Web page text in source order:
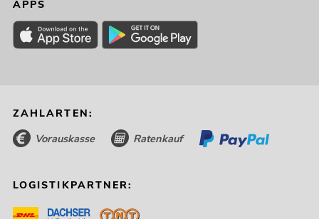
APPS
ZAHLARTEN:
Vorauskasse Ratenkauf
LOGISTIKPARTNER: